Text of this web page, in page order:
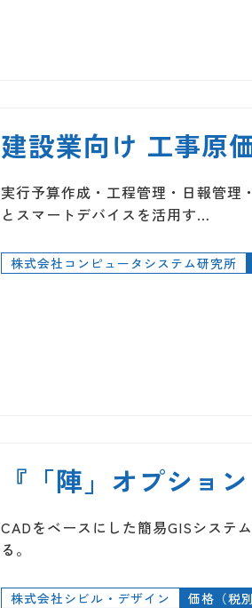
建設業向け 工事原
実行予算作成・工程管理・日報管理
とスマートデバイスを活用す…
株式会社コンピュータシステム研究所
『「陣」オプショ
CADをベースにした簡易GISシステ
る。
株式会社シビル・デザイン 価格（税